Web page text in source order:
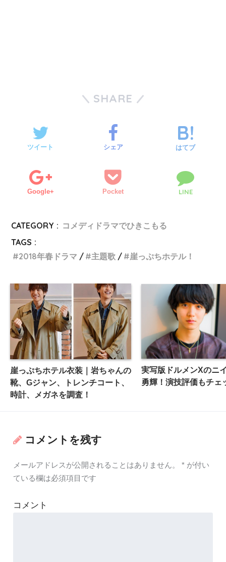
SHARE
ツイート シェア はてブ
Google+ Pocket LINE
CATEGORY : コメディドラマでひきこもる
TAGS :
2018年春ドラマ
主題歌 崖っぷちホテル！
崖っぷちホテル衣装｜岩ちゃんの
靴、Gジャン、トレンチコート、
時計、メガネを調査！
実写版ドルメンXのニ
勇輝！演技評価もチェ
コメントを残す
メールアドレスが公開されることはありません。 *が付い
ている欄は必須項目です
コメント